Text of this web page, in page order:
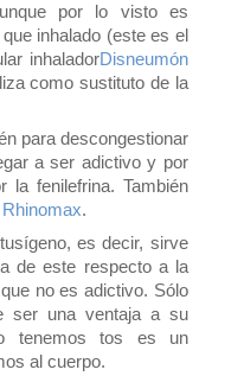
por lo visto es
inhalado (este es el
inhaladorDisneumón
como sustituto de la
para descongestionar
a ser adictivo y por
la fenilefrina. También
Rhinomax.
es decir, sirve
de este respecto a la
no es adictivo. Sólo
ser una ventaja a su
tenemos tos es un
al cuerpo.